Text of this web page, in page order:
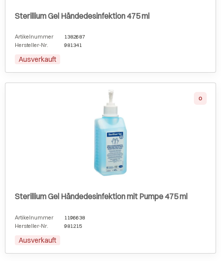
Sterillium Gel Händedesinfektion 475 ml
Artikelnummer
1382687
Hersteller-Nr.
981341
Ausverkauft
0
Sterillium Gel Händedesinfektion mit Pumpe 475 ml
Artikelnummer
1196638
Hersteller-Nr.
981215
Ausverkauft